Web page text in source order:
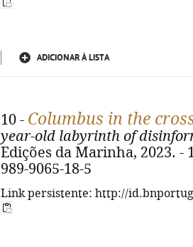
ADICIONAR À LISTA
10 - Columbus in the
year-old labyrinth of
Edições da Marinha, 2023. -
989-9065-18-5
Link persistente: http://